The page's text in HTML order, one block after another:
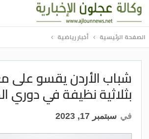
الصفحة الرئيسية أخبار رياضية
شباب الأردن يقسو على
بثلاثية نظيفة في دوري
في سبتمبر 17, 2023